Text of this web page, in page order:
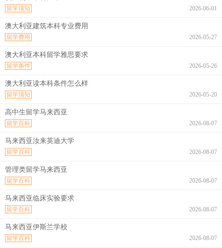
2026-06-01
留学须知
澳大利亚建筑本科专业费用
2026-05-27
留学费用
澳大利亚本科留学雅思要求
2026-05-26
留学条件
澳大利亚读本科条件怎么样
2026-05-20
留学须知
高中生留学马来西亚
2026-08-07
留学百科
马来西亚汝来英迪大学
2026-08-07
留学百科
管理类留学马来西亚
2026-08-07
留学百科
马来西亚临床实验要求
2026-08-07
留学百科
马来西亚伊斯兰学校
2026-08-07
留学百科